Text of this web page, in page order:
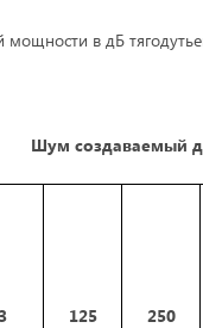
в дБ
Шум создаваемый
125 250